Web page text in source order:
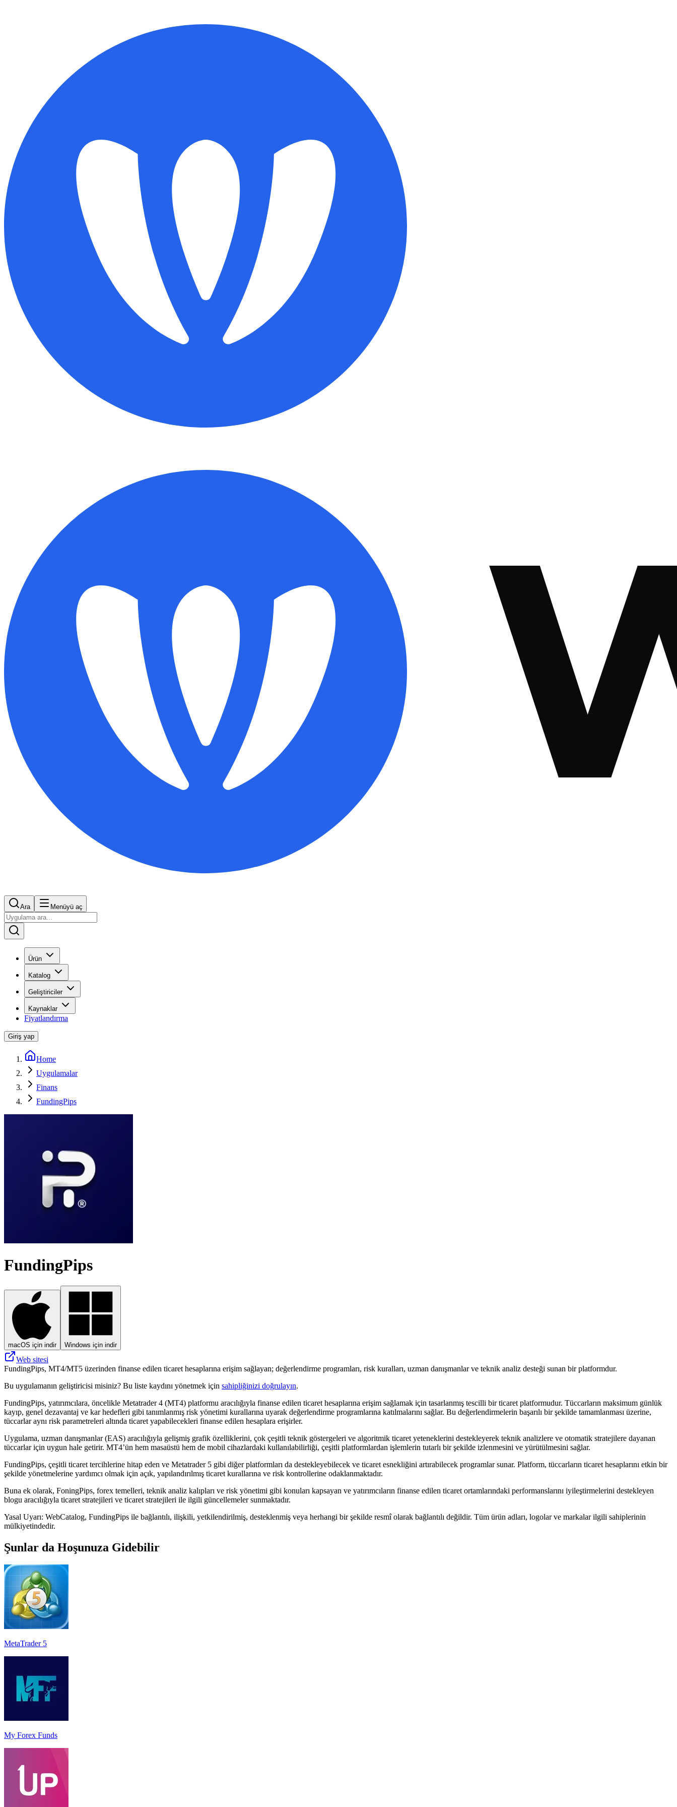
Ara Menüyü aç
Ürün
Katalog
Geliştiriciler
Kaynaklar
Fiyatlandırma
Giriş yap
Home
Uygulamalar
Finans
FundingPips
FundingPips
macOS için indir Windows için indir
Web sitesi
FundingPips, MT4/MT5 üzerinden finanse edilen ticaret hesaplarına erişim sağlayan; değerlendirme programları, risk kuralları, uzman danışmanlar ve teknik analiz desteği sunan bir platformdur.
Bu uygulamanın geliştiricisi misiniz? Bu liste kaydını yönetmek için sahipliğinizi doğrulayın.
FundingPips, yatırımcılara, öncelikle Metatrader 4 (MT4) platformu aracılığıyla finanse edilen ticaret hesaplarına erişim sağlamak için tasarlanmış tescilli bir ticaret platformudur. Tüccarların maksimum günlük
kayıp, genel dezavantaj ve kar hedefleri gibi tanımlanmış risk yönetimi kurallarına uyarak değerlendirme programlarına katılmalarını sağlar. Bu değerlendirmelerin başarılı bir şekilde tamamlanması üzerine,
tüccarlar aynı risk parametreleri altında ticaret yapabilecekleri finanse edilen hesaplara erişirler.
Uygulama, uzman danışmanlar (EAS) aracılığıyla gelişmiş grafik özelliklerini, çok çeşitli teknik göstergeleri ve algoritmik ticaret yeteneklerini destekleyerek teknik analizlere ve otomatik stratejilere dayanan
tüccarlar için uygun hale getirir. MT4’ün hem masaüstü hem de mobil cihazlardaki kullanılabilirliği, çeşitli platformlardan işlemlerin tutarlı bir şekilde izlenmesini ve yürütülmesini sağlar.
FundingPips, çeşitli ticaret tercihlerine hitap eden ve Metatrader 5 gibi diğer platformları da destekleyebilecek ve ticaret esnekliğini artırabilecek programlar sunar. Platform, tüccarların ticaret hesaplarını etkin bir
şekilde yönetmelerine yardımcı olmak için açık, yapılandırılmış ticaret kurallarına ve risk kontrollerine odaklanmaktadır.
Buna ek olarak, FoningPips, forex temelleri, teknik analiz kalıpları ve risk yönetimi gibi konuları kapsayan ve yatırımcıların finanse edilen ticaret ortamlarındaki performanslarını iyileştirmelerini destekleyen
blogu aracılığıyla ticaret stratejileri ve ticaret stratejileri ile ilgili güncellemeler sunmaktadır.
Yasal Uyarı: WebCatalog, FundingPips ile bağlantılı, ilişkili, yetkilendirilmiş, desteklenmiş veya herhangi bir şekilde resmî olarak bağlantılı değildir. Tüm ürün adları, logolar ve markalar ilgili sahiplerinin
mülkiyetindedir.
Şunlar da Hoşunuza Gidebilir
MetaTrader 5
My Forex Funds